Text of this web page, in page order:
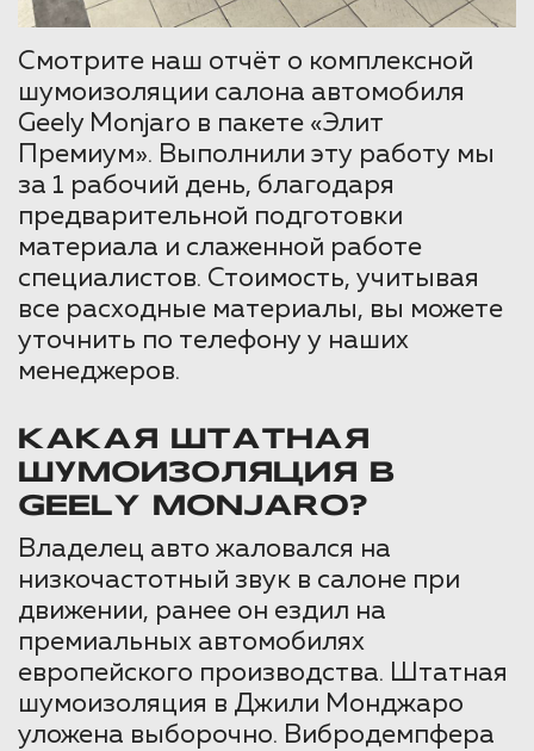
Смотрите наш отчёт о комплексной
шумоизоляции салона автомобиля
Geely Monjaro в пакете «Элит
Премиум». Выполнили эту работу мы
за 1 рабочий день, благодаря
предварительной подготовки
материала и слаженной работе
специалистов. Стоимость, учитывая
все расходные материалы, вы можете
уточнить по телефону у наших
менеджеров.
КАКАЯ ШТАТНАЯ
ШУМОИЗОЛЯЦИЯ В
GEELY MONJARO?
Владелец авто жаловался на
низкочастотный звук в салоне при
движении, ранее он ездил на
премиальных автомобилях
европейского производства. Штатная
шумоизоляция в Джили Монджаро
уложена выборочно. Вибродемпфера